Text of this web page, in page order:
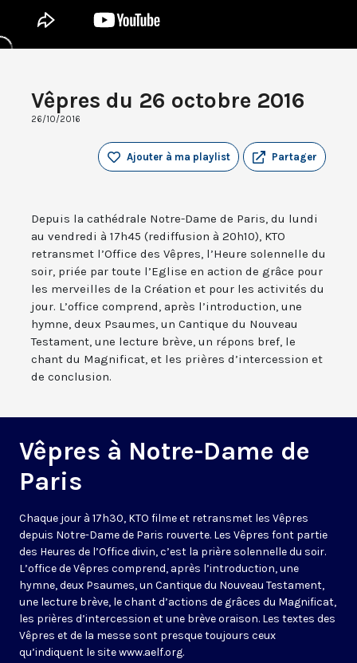
Vêpres du 26 octobre 2016
26/10/2016
Partager
Ajouter à ma playlist
Depuis la cathédrale Notre-Dame de Paris, du lundi
au vendredi à 17h45 (rediffusion à 20h10), KTO
retransmet l’Office des Vêpres, l’Heure solennelle du
soir, priée par toute l’Eglise en action de grâce pour
les merveilles de la Création et pour les activités du
jour. L’office comprend, après l’introduction, une
hymne, deux Psaumes, un Cantique du Nouveau
Testament, une lecture brève, un répons bref, le
chant du Magnificat, et les prières d’intercession et
de conclusion.
Vêpres à Notre-Dame de
Paris
Chaque jour à 17h30, KTO filme et retransmet les Vêpres
depuis Notre-Dame de Paris rouverte. Les Vêpres font partie
des Heures de l’Office divin, c’est la prière solennelle du soir.
L’office de Vêpres comprend, après l’introduction, une
hymne, deux Psaumes, un Cantique du Nouveau Testament,
une lecture brève, le chant d’actions de grâces du Magnificat,
les prières d’intercession et une brève oraison. Les textes des
Vêpres et de la messe sont presque toujours ceux
qu’indiquent le sitewww.aelf.org.